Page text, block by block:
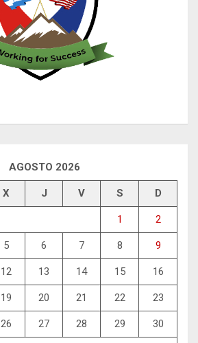
AGOSTO 2026
X J V S D
1 2
5 6 7 8 9
12 13 14 15 16
19 20 21 22 23
26 27 28 29 30